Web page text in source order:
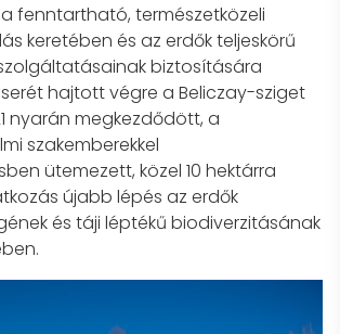
a fenntartható, természetközeli
keretében és az erdők teljeskörű
biztosítására
hajtott végre a Beliczay-sziget
nyarán megkezdődött, a
szakemberekkel
ütemezett, közel 10 hektárra
újabb lépés az erdők
és táji léptékű biodiverzitásának